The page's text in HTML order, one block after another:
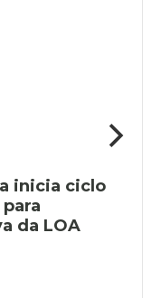
inicia ciclo
da LOA